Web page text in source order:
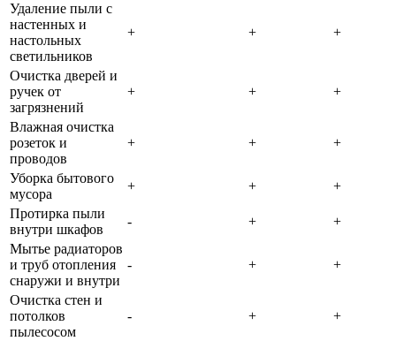
Удаление пыли с
настенных и
настольных
светильников
+ + +
Очистка дверей и
ручек от
загрязнений
+ + +
Влажная очистка
розеток и
проводов
+ + +
Уборка бытового
мусора
+ +
+
Протирка пыли
внутри шкафов
- +
+
Мытье радиаторов
и труб отопления
снаружи и внутри
- + +
Очистка стен и
потолков
пылесосом
- + +